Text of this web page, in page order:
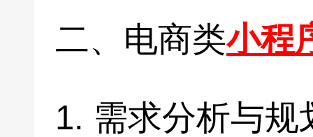
二、电商类小程
1. 需求分析与规